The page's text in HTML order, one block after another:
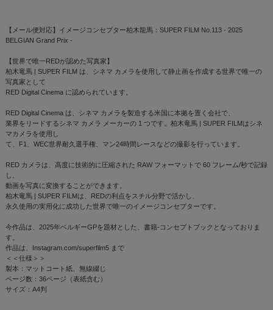
【メール便対応】イメージコンセプター柏木龍馬：SUPER FILM No.113 - 2025
BELGIAN Grand Prix -
【世界で唯一REDが認めた写真家】
柏木竜馬 | SUPER FILM は、シネマ カメラを使用して静止画を作成する世界で唯一の
写真家として
RED Digital Cinema に認められています。
RED Digital Cinema は、シネマ カメラを製造する米国に本拠を置く会社で、
業界をリードするシネマ カメラ メーカーの 1 つです。柏木竜馬 | SUPER FILMはシネ
マカメラを使用し
て、F1、WEC世界耐久選手権、マン24時間レースなどの撮影を行っています。
RED カメラは、高度に技術的に圧縮された RAW フォーマットで 60 フレーム/秒で記録
し、
動画を写真に変換することができます。
柏木竜馬 | SUPER FILMは、REDの利点をスチル分野で活かし、
永久使用の実用化に成功した世界で唯一のイメージコンセプターです。
今作品は、2025年ベルギーGPを題材とした、書籍-コンセプトブックとなっておりま
す。
作品は、Instagram.com/superfilm5 まで
＜＜仕様＞＞
製本：マットコート紙、無線綴じ
ページ数：36ページ（表紙含む）
サイズ：A4判